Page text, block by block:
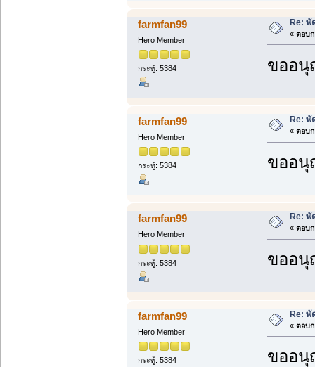
farmfan99
Hero Member
กระทู้: 5384
Re: พั
« ตอบก
ขออนุ
farmfan99
Hero Member
กระทู้: 5384
Re: พั
« ตอบก
ขออนุ
farmfan99
Hero Member
กระทู้: 5384
Re: พั
« ตอบก
ขออนุ
farmfan99
Hero Member
กระทู้: 5384
Re: พั
« ตอบก
ขออนุ